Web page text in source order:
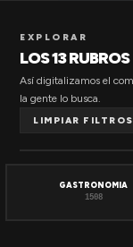
EXPLORAR
LOS 13 RUBROS
Así digitalizamos el
la gente lo busca.
LIMPIAR FILTROS
GASTRONOMIA
1508